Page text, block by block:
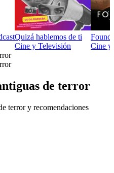
Quizá hablemos de ti
Cine y Televisión
Cine y
de terror
terror y recomendaciones